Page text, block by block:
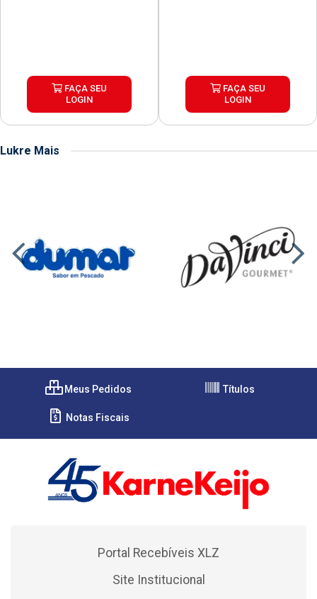
FAÇA SEU
LOGIN
FAÇA SEU
LOGIN
Lukre Mais
Meus Pedidos Títulos
Notas Fiscais
Portal Recebíveis XLZ
Site Institucional